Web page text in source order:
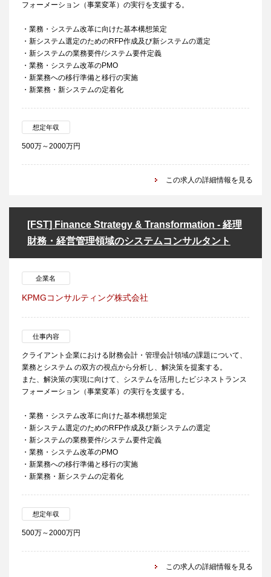
フォーメーション（事業変革）の実行を支援する。
・業務・システム改革に向けた基本構想策定
・新システム選定のためのRFP作成及び新システムの選定
・新システムの業務要件/システム要件定義
・業務・システム改革のPMO
・新業務への移行準備と移行の実施
・新業務・新システムの定着化
想定年収
500万～2000万円
この求人の詳細情報を見る
[FST] Finance Strategy & Transformation - 経理
財務・経営管理領域のシステムコンサルタント
企業名
KPMGコンサルティング株式会社
仕事内容
クライアント企業における財務会計・管理会計領域の課題について、
業務とシステム の双方の視点から分析し、解決策を提案する。
また、解決策の実現に向けて、システムを活用したビジネストランス
フォーメーション（事業変革）の実行を支援する。
・業務・システム改革に向けた基本構想策定
・新システム選定のためのRFP作成及び新システムの選定
・新システムの業務要件/システム要件定義
・業務・システム改革のPMO
・新業務への移行準備と移行の実施
・新業務・新システムの定着化
想定年収
500万～2000万円
この求人の詳細情報を見る